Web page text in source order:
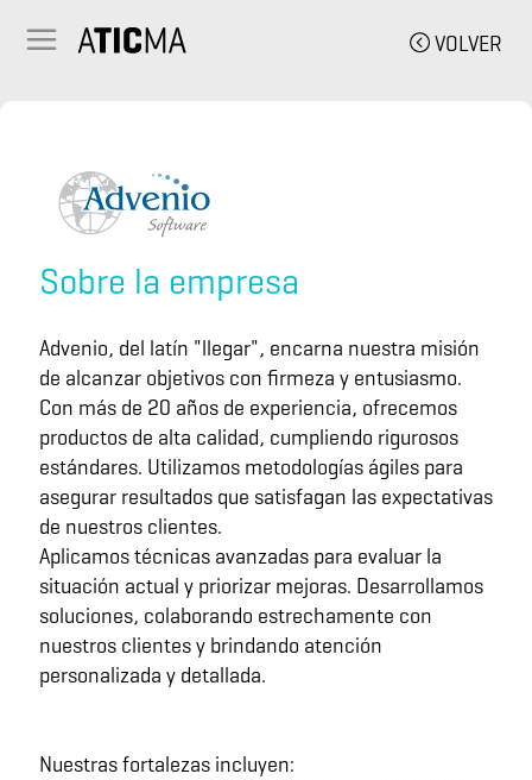
VOLVER
Sobre la empresa
Advenio, del latín "llegar", encarna nuestra misión
de alcanzar objetivos con firmeza y entusiasmo.
Con más de 20 años de experiencia, ofrecemos
productos de alta calidad, cumpliendo rigurosos
estándares. Utilizamos metodologías ágiles para
asegurar resultados que satisfagan las expectativas
de nuestros clientes.
Aplicamos técnicas avanzadas para evaluar la
situación actual y priorizar mejoras. Desarrollamos
soluciones, colaborando estrechamente con
nuestros clientes y brindando atención
personalizada y detallada.
Nuestras fortalezas incluyen: